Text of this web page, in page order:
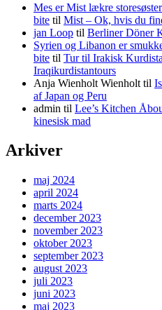
Mes er Mist lækre
bite til Mist – Ok, hvis du
jan Loop til Berliner Döner
Syrien og Libanon er
bite til Tur til Irakisk
Iraqikurdistantours
Anja Wienholt Wienholt til
af Japan og Peru
admin til Lee’s Kitchen
kinesisk mad
Arkiver
maj 2024
april 2024
marts 2024
december 2023
november 2023
oktober 2023
september 2023
august 2023
juli 2023
juni 2023
maj 2023